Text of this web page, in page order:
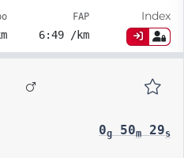
FAP
6:49 /km
Index
0g50m29s